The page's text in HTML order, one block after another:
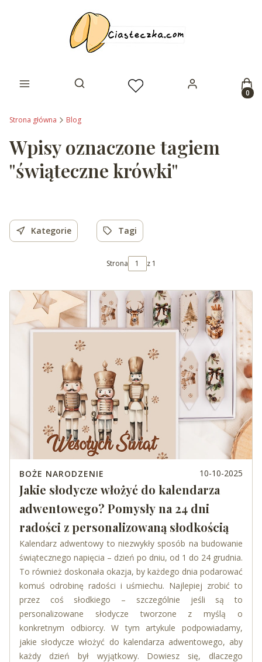
Otwórz wyszukiwarkę
Strona główna Blog
Wpisy oznaczone tagiem
"świąteczne krówki"
Kategorie Tagi
Strona z 1
BOŻE NARODZENIE 10-10-2025
Jakie słodycze włożyć do kalendarza
adwentowego? Pomysły na 24 dni
radości z personalizowaną słodkością
Kalendarz adwentowy to niezwykły sposób na budowanie
świątecznego napięcia – dzień po dniu, od 1 do 24 grudnia.
To również doskonała okazja, by każdego dnia podarować
komuś odrobinę radości i uśmiechu. Najlepiej zrobić to
przez coś słodkiego – szczególnie jeśli są to
personalizowane słodycze tworzone z myślą o
konkretnym odbiorcy. W tym artykule podpowiadamy,
jakie słodycze włożyć do kalendarza adwentowego, aby
każdy dzień był wyjątkowy. Dowiesz się, dlaczego